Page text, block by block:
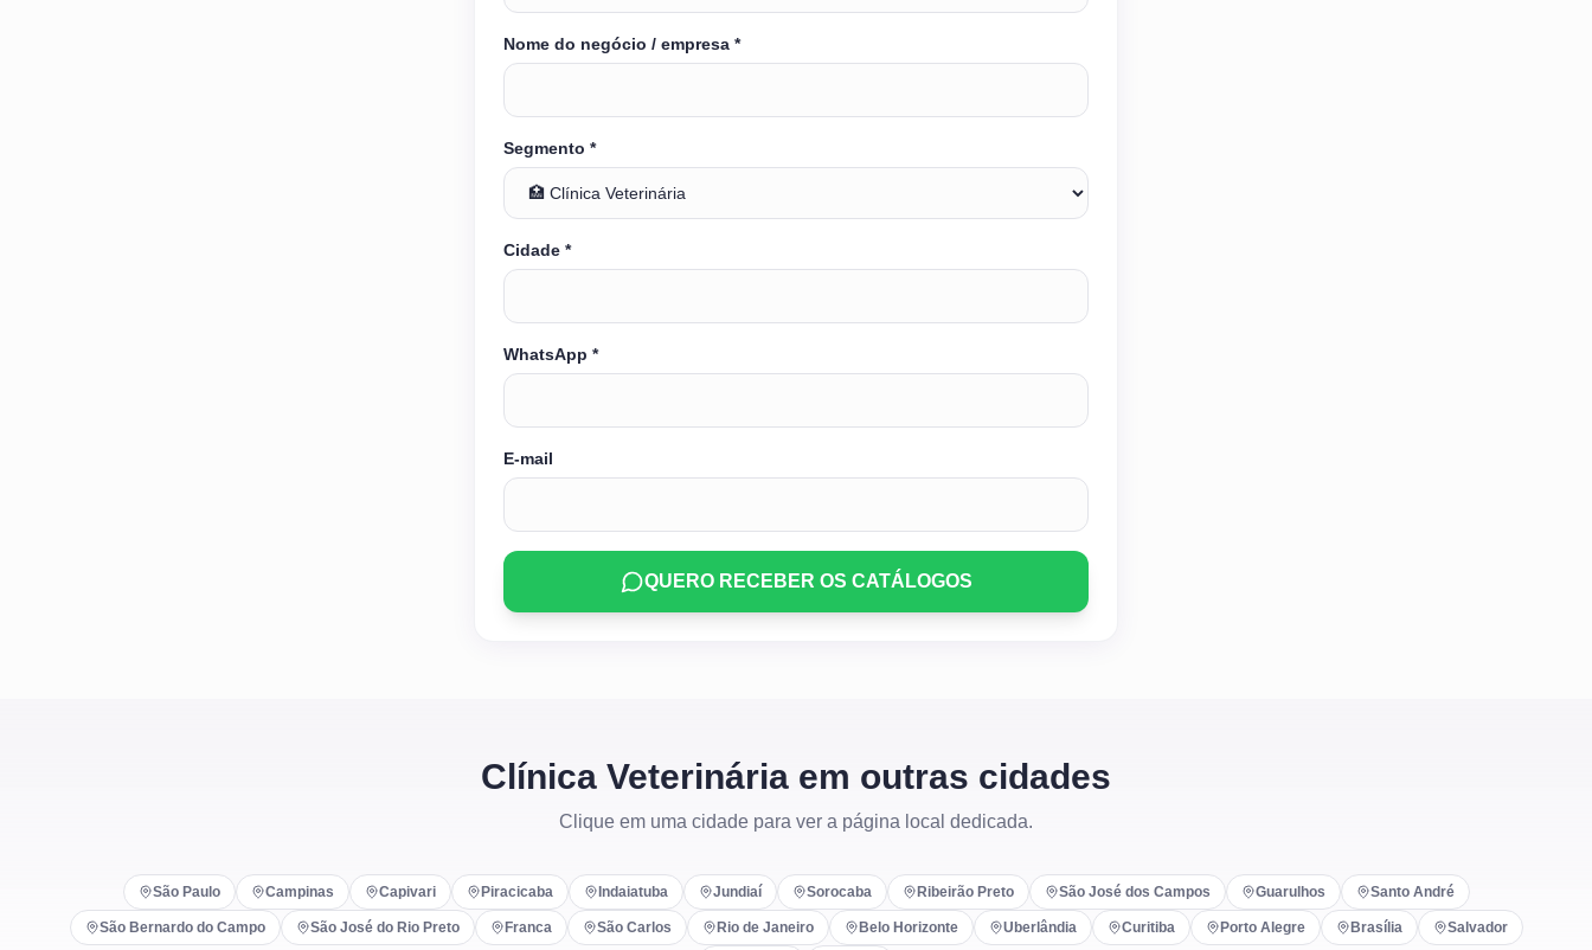
Nome do negócio / empresa *
Segmento *
Cidade *
WhatsApp *
E-mail
QUERO RECEBER OS CATÁLOGOS
Clínica Veterinária em outras cidades
Clique em uma cidade para ver a página local dedicada.
São Paulo Campinas Capivari Piracicaba Indaiatuba Jundiaí Sorocaba Ribeirão Preto São José dos Campos Guarulhos Santo André
São Bernardo do Campo São José do Rio Preto Franca São Carlos Rio de Janeiro Belo Horizonte Uberlândia Curitiba Porto Alegre Brasília Salvador